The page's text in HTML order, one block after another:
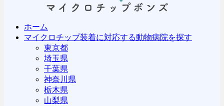
ホーム
マイクロチップ装着に対応する動物病院を探す
東京都
埼玉県
千葉県
神奈川県
栃木県
山梨県